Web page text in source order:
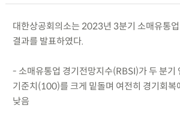
대한상공회의소는 2023년 3분기 소매유통
결과를 발표하였다.
- 소매유통업 경기전망지수(RBSI)가 두 분기
기준치(100)를 크게 밑돌며 여전히 경기회복
낮음